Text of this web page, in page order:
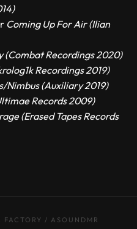
Coming Up For Air (Ilian
(Combat Recordings 2020)
Recordings 2019)
Nimbus (Auxiliary 2019)
Records 2009)
(Erased Tapes Records
/ ASOUNDMR